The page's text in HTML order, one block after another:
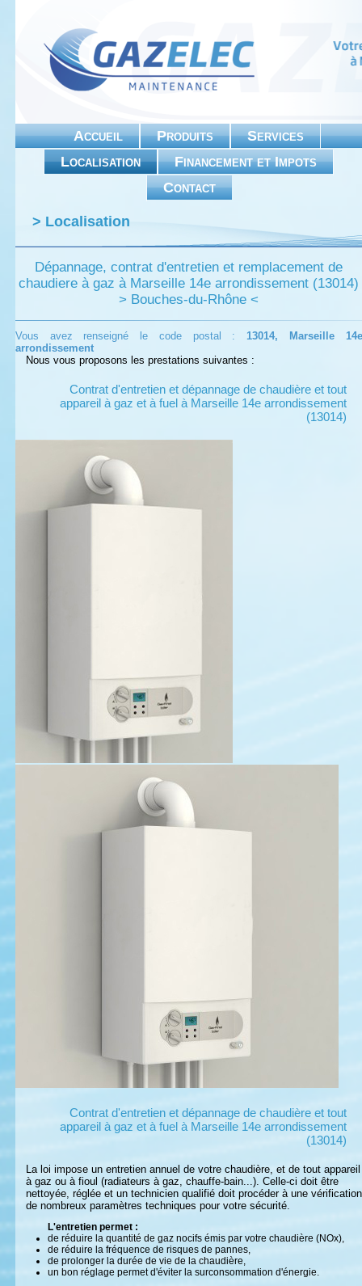
Accueil Produits
Services
Localisation
Financement et Impots
Contact
> Localisation
Dépannage, contrat d'entretien et remplacement de
chaudiere à gaz à Marseille 14e arrondissement (13014)
> Bouches-du-Rhône <
Vous avez renseigné le code postal :13014, Marseille 14e
arrondissement
Nous vous proposons les prestations suivantes :
Contrat d'entretien et dépannage de chaudière et tout
appareil à gaz et à fuel à Marseille 14e arrondissement
(13014)
Contrat d'entretien et dépannage de chaudière et tout
appareil à gaz et à fuel à Marseille 14e arrondissement
(13014)
La loi impose un entretien annuel de votre chaudière, et de tout appareil
à gaz ou à fioul (radiateurs à gaz, chauffe-bain...). Celle-ci doit être
nettoyée, réglée et un technicien qualifié doit procéder à une vérification
de nombreux paramètres techniques pour votre sécurité.
L'entretien permet :
de réduire la quantité de gaz nocifs émis par votre chaudière (NOx),
de réduire la fréquence de risques de pannes,
de prolonger la durée de vie de la chaudière,
un bon réglage permet d'éviter la surconsommation d'énergie.